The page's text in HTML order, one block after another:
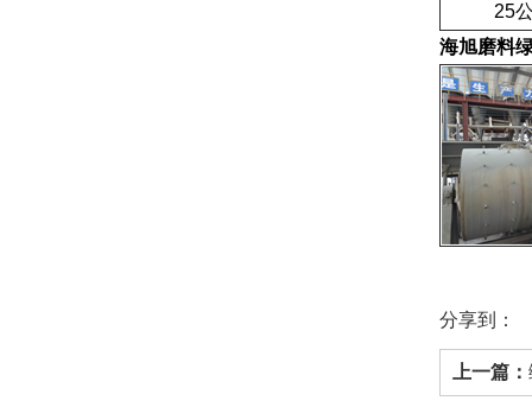
25公
海旭磨料
分享到：
上一篇：